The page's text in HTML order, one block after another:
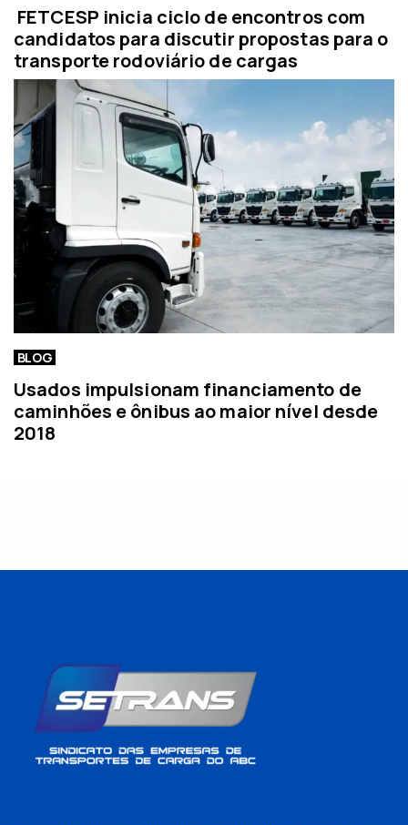
FETCESP inicia ciclo de encontros com
candidatos para discutir propostas para o
transporte rodoviário de cargas
BLOG
Usados impulsionam financiamento de
caminhões e ônibus ao maior nível desde
2018